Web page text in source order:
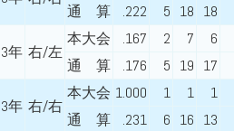
通 算 .222 5 18 18
3年 右/左
本大会 .167 2 7 6
通 算 .176 5 19 17
3年 右/右
本大会 1.000 1 1 1
通 算 .231 6 16 13